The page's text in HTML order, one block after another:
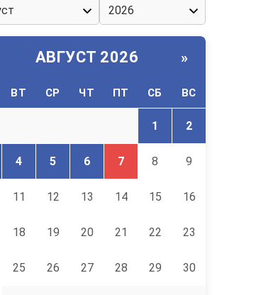
АВГУСТ 2026 »
ВТ СР ЧТ ПТ СБ ВС
1 2
4 5 6 7 8 9
11 12 13 14 15 16
18 19 20 21 22 23
25 26 27 28 29 30